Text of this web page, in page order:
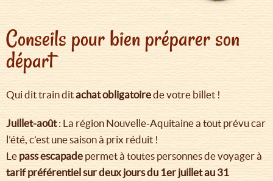
Conseils pour bien préparer son
départ
Qui dit train ditachat obligatoirede votre billet !
Juillet-août: La région Nouvelle-Aquitaine a tout prévu car
l’été, c’est une saison à prix réduit !
Le pass escapade permet à toutes personnes de voyager à
tarif préférentiel sur deux jours du 1er juillet au 31